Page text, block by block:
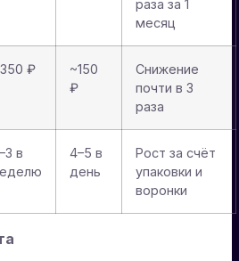
раза за 1
месяц
₽
~150
₽
Снижение
почти в 3
раза
в
4–5 в
день
Рост за счёт
упаковки и
воронки